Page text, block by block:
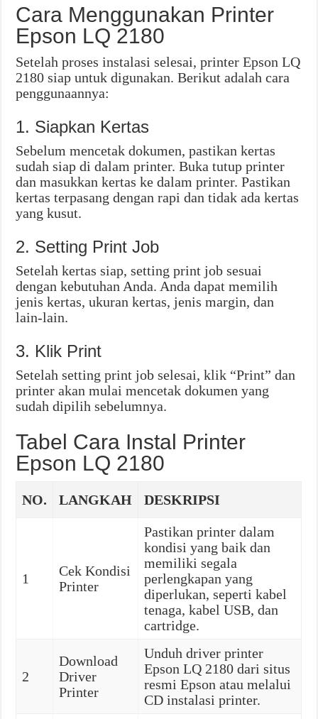
Cara Menggunakan Printer
Epson LQ 2180
Setelah proses instalasi selesai, printer Epson LQ
2180 siap untuk digunakan. Berikut adalah cara
penggunaannya:
1. Siapkan Kertas
Sebelum mencetak dokumen, pastikan kertas
sudah siap di dalam printer. Buka tutup printer
dan masukkan kertas ke dalam printer. Pastikan
kertas terpasang dengan rapi dan tidak ada kertas
yang kusut.
2. Setting Print Job
Setelah kertas siap, setting print job sesuai
dengan kebutuhan Anda. Anda dapat memilih
jenis kertas, ukuran kertas, jenis margin, dan
lain-lain.
3. Klik Print
Setelah setting print job selesai, klik “Print” dan
printer akan mulai mencetak dokumen yang
sudah dipilih sebelumnya.
Tabel Cara Instal Printer
Epson LQ 2180
NO. LANGKAH DESKRIPSI
1
Cek Kondisi
Printer
Pastikan printer dalam
kondisi yang baik dan
memiliki segala
perlengkapan yang
diperlukan, seperti kabel
tenaga, kabel USB, dan
cartridge.
2
Download
Driver
Printer
Unduh driver printer
Epson LQ 2180 dari situs
resmi Epson atau melalui
CD instalasi printer.